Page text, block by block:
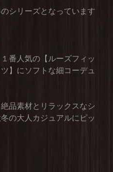
シリーズとなっています
番人気の【ルーズフィッ
】にソフトな細コーデュ
品素材とリラックスなシ
の大人カジュアルにピッ